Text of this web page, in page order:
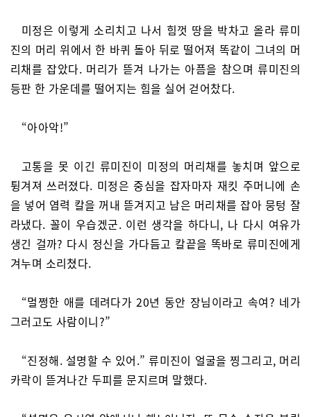
미정은 이렇게 소리치고 나서 힘껏 땅을 박차고 올라 류미
진의 머리 위에서 한 바퀴 돌아 뒤로 떨어져 똑같이 그녀의 머
리채를 잡았다. 머리가 뜯겨 나가는 아픔을 참으며 류미진의
등판 한 가운데를 떨어지는 힘을 실어 걷어찼다.
“아아악!”
고통을 못 이긴 류미진이 미정의 머리채를 놓치며 앞으로
튕겨져 쓰러졌다. 미정은 중심을 잡자마자 재킷 주머니에 손
을 넣어 염력 칼을 꺼내 뜯겨지고 남은 머리채를 잡아 뭉텅 잘
라냈다. 꼴이 우습겠군. 이런 생각을 하다니, 나 다시 여유가
생긴 걸까? 다시 정신을 가다듬고 칼끝을 똑바로 류미진에게
겨누며 소리쳤다.
“멀쩡한 애를 데려다가 20년 동안 장님이라고 속여? 네가
그러고도 사람이니?”
“진정해. 설명할 수 있어.” 류미진이 얼굴을 찡그리고, 머리
카락이 뜯겨나간 두피를 문지르며 말했다.